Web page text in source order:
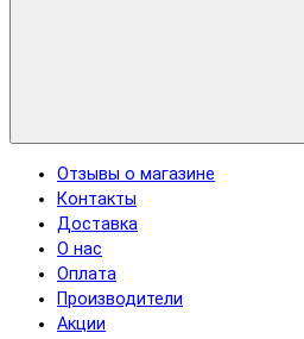
Отзывы о магазине
Контакты
Доставка
О нас
Оплата
Производители
Акции